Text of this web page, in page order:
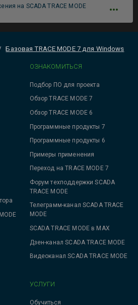
на SCADA TRACE MODE
Базовая TRACE MODE 7 для Windows
ОЗНАКОМИТЬСЯ
Подбор ПО для проекта
Обзор TRACE MODE 7
Обзор TRACE MODE 6
Программные продукты 7
Программные продукты 6
Примеры применения
Переход на TRACE MODE 7
Форум техподдержки SCADA
TRACE MODE
Телеграмм-канал SCADA TRACE
MODE
SCADA TRACE MODE в MAX
Дзен-канал SCADA TRACE MODE
Видеоканал SCADA TRACE MODE
УСЛУГИ
Обучиться